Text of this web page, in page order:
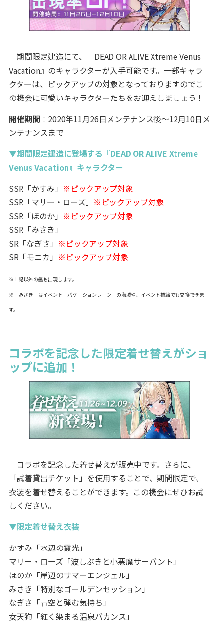
期間限定建造にて、『DEAD OR ALIVE Xtreme Venus
Vacation』のキャラクターが入手可能です。一部キャラ
クターは、ピックアップの対象となっておりますのでこ
の機会に可愛いキャラクターたちをお迎えしましょう！
開催期間 ：2020年11月26日メンテナンス後～12月10日メ
ンテナンスまで
▼期間限定建造に登場する『DEAD OR ALIVE Xtreme
Venus Vacation』キャラクター
SSR「かすみ」 ※ピックアップ対象
SSR「マリー・ローズ」 ※ピックアップ対象
SSR「ほのか」 ※ピックアップ対象
SSR「みさき」
SR「なぎさ」 ※ピックアップ対象
SR「モニカ」 ※ピックアップ対象
※上記以外の艦も出現します。
※「みさき」はイベント「バケーションレーン」の海域や、イベント補給でも交換できま
す。
コラボを記念した限定着せ替えがショ
ップに追加！
コラボを記念した着せ替えが販売中です。さらに、
「試着貸出チケット」を使用することで、期間限定で、
衣装を着せ替えることができます。この機会にぜひお試
しください。
▼限定着せ替え衣装
かすみ「水辺の霞光」
マリー・ローズ「波しぶきと小悪魔サーバント」
ほのか「岸辺のサマーエンジェル」
みさき「特別なゴールデンセッション」
なぎさ「青空と弾む気持ち」
女天狗「紅く染まる温泉バカンス」